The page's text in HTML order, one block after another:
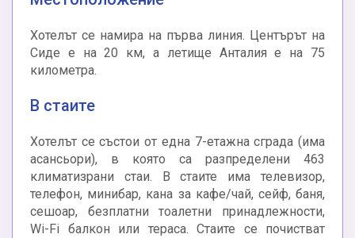
Хотелът се намира на първа линия. Центърът на
Сиде е на 20 км, а летище Анталия е на 75
километра.
В стаите
Хотелът се състои от една 7-етажна сграда (има
асансьори), в която са разпределени 463
климатизрани стаи. В стаите има телевизор,
телефон, минибар, кана за кафе/чай, сейф, баня,
сешоар, безплатни тоалетни принадлежности,
Wi-Fi балкон или тераса. Стаите се почистват